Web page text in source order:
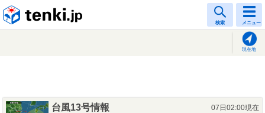
検索 メニュー
現在地
台風13号情報
07日02:00現在